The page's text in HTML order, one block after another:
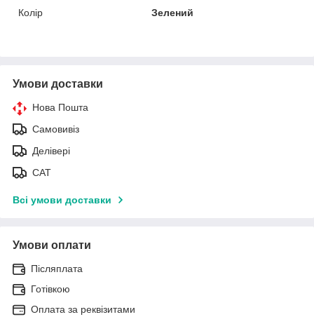
Колір
Зелений
Умови доставки
Нова Пошта
Самовивіз
Делівері
САТ
Всі умови доставки
Умови оплати
Післяплата
Готівкою
Оплата за реквізитами